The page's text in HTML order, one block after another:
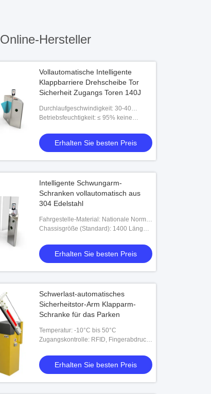
Online-Hersteller
Vollautomatische Intelligente
Klappbarriere Drehscheibe Tor
Sicherheit Zugangs Toren 140J
Durchlaufgeschwindigkeit: 30-40
Personen/min
Betriebsfeuchtigkeit: ≤ 95% keine
Erhalten Sie besten Preis
Intelligente Schwungarm-
Schranken vollautomatisch aus
304 Edelstahl
Fahrgestelle-Material: Nationale Norm
(Nr. 304) aus Edelstahl, Dicke 1,2 bis 1,5
Chassisgröße (Standard): 1400 Länge *
Erhalten Sie besten Preis
Schwerlast-automatisches
Sicherheitstor-Arm Klapparm-
Schranke für das Parken
Temperatur: -10°C bis 50°C
Zugangskontrolle: RFID, Fingerabdruck,
Erhalten Sie besten Preis